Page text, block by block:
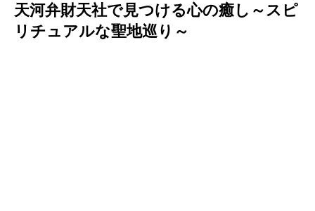
天河弁財天社で見つける心の癒し～スピ
リチュアルな聖地巡り～